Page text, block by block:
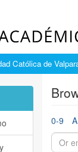
Católica de
0-9 A